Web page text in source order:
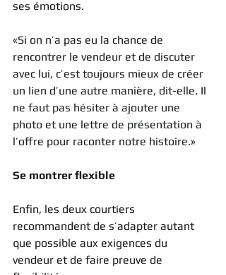
ses émotions.
«Si on n’a pas eu la chance de
rencontrer le vendeur et de discuter
avec lui, c’est toujours mieux de créer
un lien d’une autre manière, dit-elle. Il
ne faut pas hésiter à ajouter une
photo et une lettre de présentation à
l’offre pour raconter notre histoire.»
Se montrer flexible
Enfin, les deux courtiers
recommandent de s’adapter autant
que possible aux exigences du
vendeur et de faire preuve de